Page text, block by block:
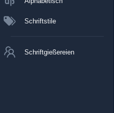
Schriftstile
Schriftgießereien